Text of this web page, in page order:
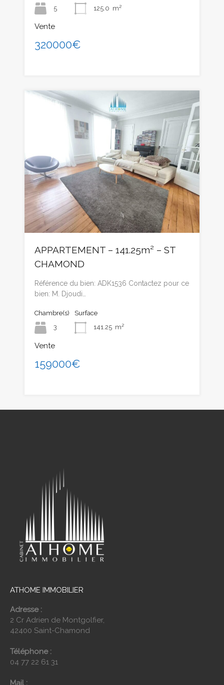
5
125.0 m²
Vente
320000€
APPARTEMENT – 141.25m² – ST
CHAMOND
Référence du bien: ADK1536 Contactez pour ce
bien: M. Djoudi…
Chambre(s)
3
Surface
141.25 m²
Vente
159000€
ATHOME IMMOBILIER
Adresse :
2 Cr Adrien de Montgolfier,
42400 Saint-Chamond
Téléphone :
04 77 22 61 31
Mail :